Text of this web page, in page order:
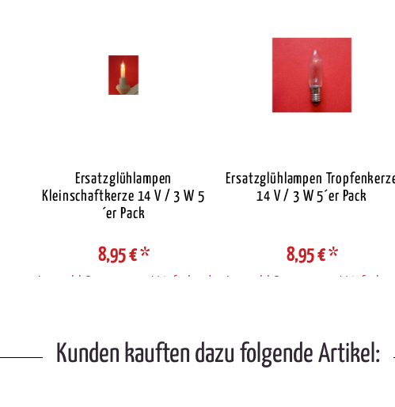
Ersatzglühlampen
Kleinschaftkerze 14 V / 3 W 5
´er Pack
8,95 €*
Auswahl Steuerzone / Lieferland
Ersatzglühlampen
14 V / 3 W 5´er Pack
8,95 €*
Auswahl Steuerzone /
Kunden kauften dazu folgende Artikel: